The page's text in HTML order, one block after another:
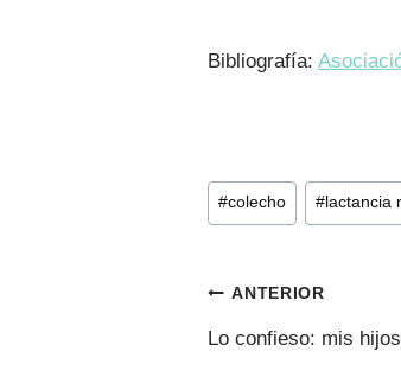
Bibliografía:
Etiquetas
de
entrada:
#colecho # lactancia
Navegación
de
ANTERIOR
Lo confieso: mis